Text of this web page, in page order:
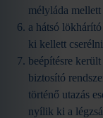
mélyláda
a hátsó
ki kellett
beépítésre
biztosító
történő utazás
nyílik ki a